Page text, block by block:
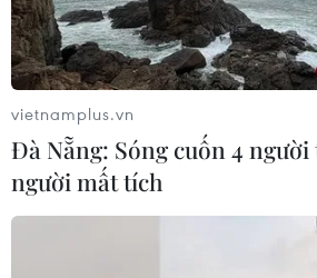
Hà Nội yêu cầu đảm bảo
phẩm dịp cuối năm và Tết
22/11/2024 11:34
Thành phố Hà Nội yêu cầu tuyệt đối
phẩm không bảo đảm an toàn thực
nguồn gốc, không đúng quy định
vietnamplus.vn
Đà Nẵng: Sóng cuốn 4 người
người mất tích